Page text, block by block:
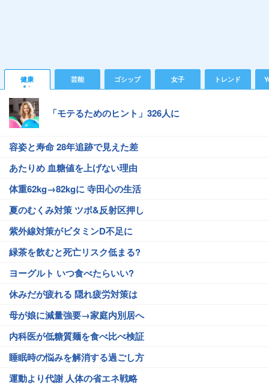
健康 芸能 ゴシップ 女子 トレンド
「モテるためのヒント」326人に
容姿と寿命 28年追跡で見えた差
あたりめ 血糖値を上げない理由
体重62kg→82kgに 寺田心の生活
夏のむくみ対策 ツボ&反射区押し
紫外線対策がビタミンD不足に
緑茶を飲むと死亡リスク低まる?
ヨーグルト いつ食べたらいい?
休みだが疲れる 隠れ疲労対策は
母が娘に減量強要→家庭内別居へ
内科医が低糖質麺を食べ比べ検証
睡眠時の悩みを解消する過ごし方
運動より代謝 人体の省エネ戦略